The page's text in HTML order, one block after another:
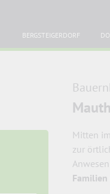
BERGSTEIGERDORF
Mitten
zur